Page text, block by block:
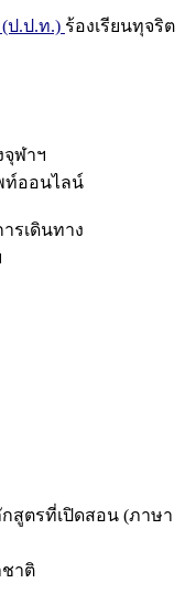
ป.ป.ท.) ร้องเรียนทุจริต
ฬาฯ
ท์ออนไลน์
รเดินทาง
สูตรที่เปิดสอน (ภาษา
าติ